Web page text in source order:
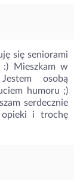
się seniorami
:) Mieszkam w
osobą
humoru ;)
serdecznie
i trochę